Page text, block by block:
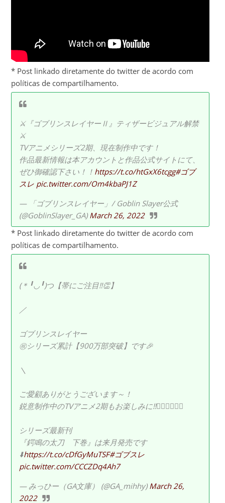
* Post linkado diretamente do twitter de acordo com
políticas de compartilhamento.
⚔『ゴブリンスレイヤーⅡ』ティザービジュアル解禁
⚔
TVアニメシリーズ2期、現在制作中です！
作品最新情報は本アカウントと作品公式サイトにて、
ぜひ御確認下さい！！ https://t.co/htGxX6tcgg#ゴブ
スレ pic.twitter.com/Om4kbaPJ1Z
— 「ゴブリンスレイヤー」/ Goblin Slayer公式
(@GoblinSlayer_GA)March 26, 2022
* Post linkado diretamente do twitter de acordo com
políticas de compartilhamento.
(＊╹◡╹)つ【帯にご注目‼️👏】
／
ゴブリンスレイヤー
㊗️シリーズ累計【900万部突破】です🎉
＼
ご愛顧ありがとうございます～！
鋭意制作中のTVアニメ2期もお楽しみに‼️🙇‍♀️🙇‍♀️🙇‍♀️
シリーズ最新刊
『鍔鳴の太刀 下巻』は来月発売です
⬇️https://t.co/cDfGyMuTSF#ゴブスレ
pic.twitter.com/CCCZDq4Ah7
— みっひー（GA文庫） (@GA_mihhy)March 26,
2022